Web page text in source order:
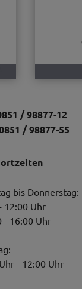
/ 98877-12
/ 98877-55
bis Donnerstag:
12:00 Uhr
- 16:00 Uhr
- 12:00 Uhr